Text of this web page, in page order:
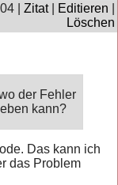
| Zitat| Editieren
Löschen
der Fehler
kann?
Das kann ich
das Problem